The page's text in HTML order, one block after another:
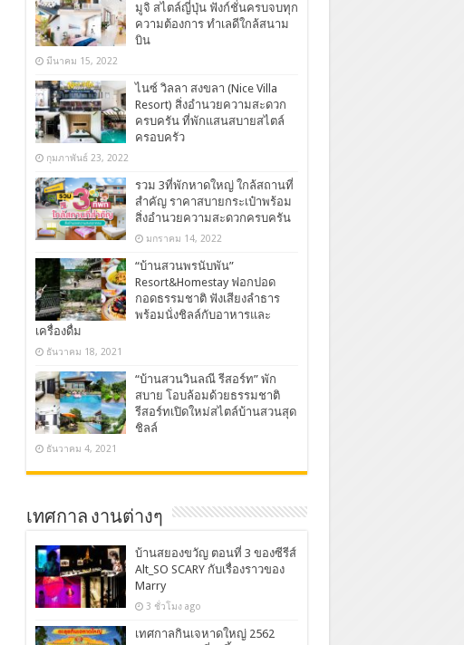
มูจิ สไตล์ญี่ปุ่น ฟังก์ชั่นครบจบทุก
ความต้องการ ทำเลดีใกล้สนาม
บิน
มีนาคม 15, 2022
ไนซ์ วิลลา สงขลา (Nice Villa
Resort) สิ่งอำนวยความสะดวก
ครบครัน ที่พักแสนสบายสไตล์
ครอบครัว
กุมภาพันธ์ 23, 2022
รวม 3ที่พักหาดใหญ่ ใกล้สถานที่
สำคัญ ราคาสบายกระเป๋าพร้อม
สิ่งอำนวยความสะดวกครบครัน
มกราคม 14, 2022
“บ้านสวนพรนับพัน”
Resort&Homestay ฟอกปอด
กอดธรรมชาติ ฟังเสียงลำธาร
พร้อมนั่งชิลล์กับอาหารและ
เครื่องดื่ม
ธันวาคม 18, 2021
“บ้านสวนวินลณี รีสอร์ท” พัก
สบาย โอบล้อมด้วยธรรมชาติ
รีสอร์ทเปิดใหม่สไตล์บ้านสวนสุด
ชิลล์
ธันวาคม 4, 2021
เทศกาล งานต่างๆ
บ้านสยองขวัญ ตอนที่ 3 ของซีรีส์
Alt_SO SCARY กับเรื่องราวของ
Marry
3 ชั่วโมง ago
เทศกาลกินเจหาดใหญ่ 2562